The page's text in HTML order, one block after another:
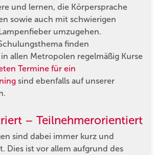
und lernen, die Körpersprache
sowie auch mit schwierigen
umzugehen.
finden
allen Metropolen regelmäßig Kurse
Termine für ein
sind ebenfalls auf unserer
– Teilnehmerorientiert
sind dabei immer kurz und
Dies ist vor allem aufgrund des